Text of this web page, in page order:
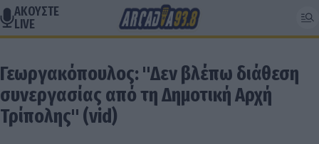
ΑΚΟΥΣΤΕ
LIVE
Γεωργακόπουλος: "Δεν βλέπω διάθεση
συνεργασίας από τη Δημοτική Αρχή
Τρίπολης" (vid)